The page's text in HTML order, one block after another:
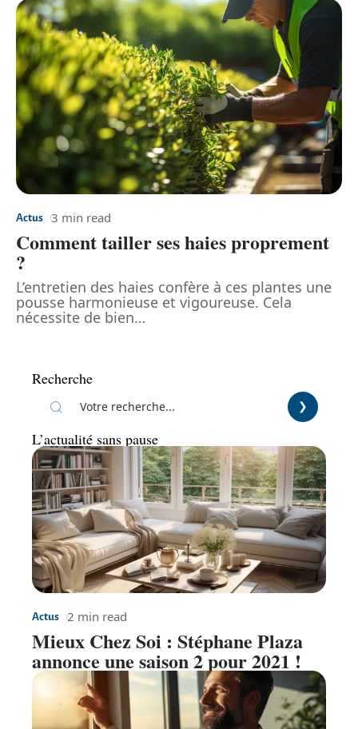
Actus 3 min read
Comment tailler ses haies proprement
?
L’entretien des haies confère à ces plantes une
pousse harmonieuse et vigoureuse. Cela
nécessite de bien…
Recherche
L’actualité sans pause
Actus 2 min read
Mieux Chez Soi : Stéphane Plaza
annonce une saison 2 pour 2021 !